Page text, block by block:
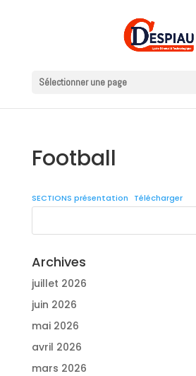
Sélectionner une page
Football
SECTIONS présentation Télécharger
Archives
juillet 2026
juin 2026
mai 2026
avril 2026
mars 2026